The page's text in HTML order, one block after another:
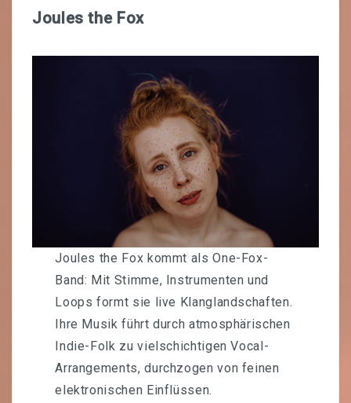
Joules the Fox
Joules the Fox kommt als One-Fox-
Band: Mit Stimme, Instrumenten und
Loops formt sie live Klanglandschaften.
Ihre Musik führt durch atmosphärischen
Indie-Folk zu vielschichtigen Vocal-
Arrangements, durchzogen von feinen
elektronischen Einflüssen.